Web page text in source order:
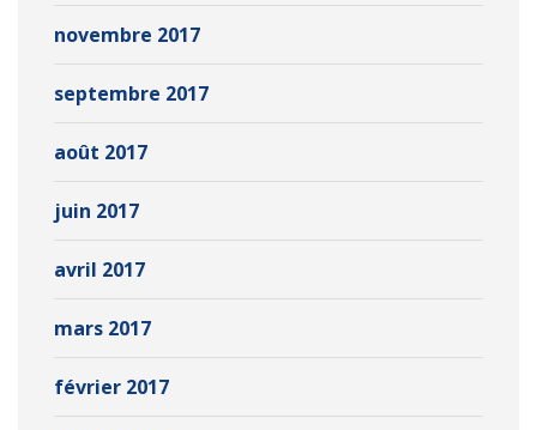
novembre 2017
septembre 2017
août 2017
juin 2017
avril 2017
mars 2017
février 2017